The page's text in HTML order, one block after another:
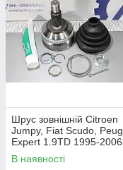
Шрус зовнішній Citroen
Jumpy, Fiat Scudo,
Expert 1.9TD 1995-
В наявності